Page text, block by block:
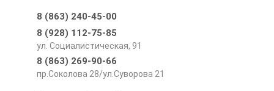
8 (863) 240-45-00
8 (928) 112-75-85
ул. Социалистическая, 91
8 (863) 269-90-66
пр.Соколова 28/ул.Суворова 21